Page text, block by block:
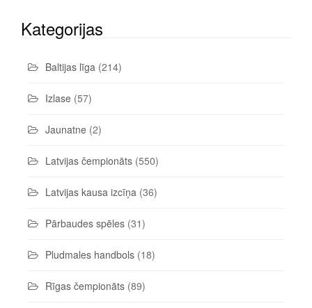
Kategorijas
Baltijas līga (214)
Izlase (57)
Jaunatne (2)
Latvijas čempionāts (550)
Latvijas kausa izcīņa (36)
Pārbaudes spēles (31)
Pludmales handbols (18)
Rīgas čempionāts (89)